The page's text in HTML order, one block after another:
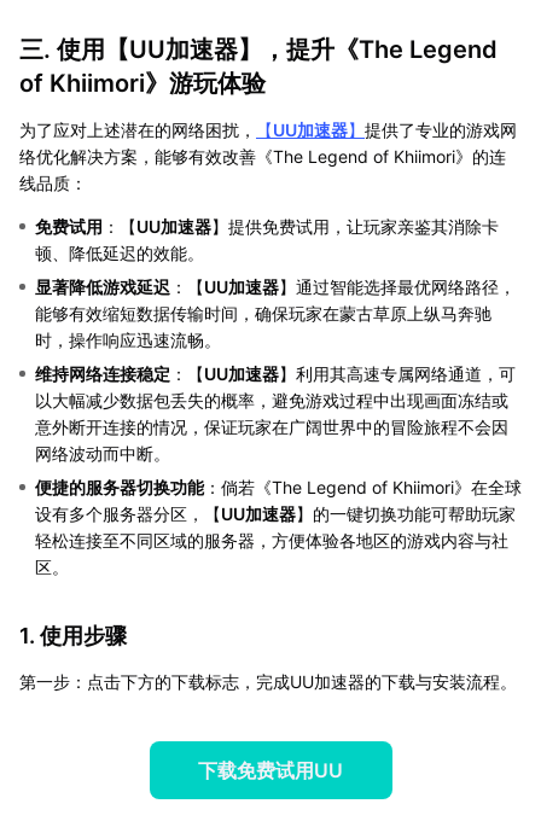
三. 使用【UU加速器】，提升《The Legend
of Khiimori》游玩体验
为了应对上述潜在的网络困扰， 【UU加速器】 提供了专业的游戏网
络优化解决方案，能够有效改善《The Legend of Khiimori》的连
线品质：
免费试用 ：【UU加速器】提供免费试用，让玩家亲鉴其消除卡
顿、降低延迟的效能。
显著降低游戏延迟 ：【UU加速器】通过智能选择最优网络路径，
能够有效缩短数据传输时间，确保玩家在蒙古草原上纵马奔驰
时，操作响应迅速流畅。
维持网络连接稳定 ：【UU加速器】利用其高速专属网络通道，可
以大幅减少数据包丢失的概率，避免游戏过程中出现画面冻结或
意外断开连接的情况，保证玩家在广阔世界中的冒险旅程不会因
网络波动而中断。
便捷的服务器切换功能：倘若《The Legend of Khiimori》在全球
设有多个服务器分区，【UU加速器】的一键切换功能可帮助玩家
轻松连接至不同区域的服务器，方便体验各地区的游戏内容与社
区。
1. 使用步骤
第一步：点击下方的下载标志，完成UU加速器的下载与安装流程。
下载免费试用UU